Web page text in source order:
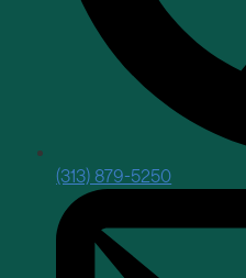
(313) 879-5250